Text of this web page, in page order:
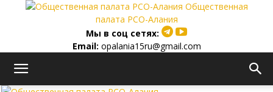
Общественная
палата РСО-Алания
Мы в соц сетях:
Email: opalania15ru@gmail.com